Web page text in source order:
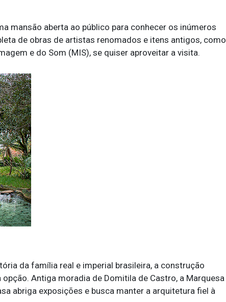
mansão aberta ao público para conhecer os inúmeros
de obras de artistas renomados e itens antigos, como
e do Som (MIS), se quiser aproveitar a visita.
da família real e imperial brasileira, a construção
Antiga moradia de Domitila de Castro, a Marquesa
abriga exposições e busca manter a arquitetura fiel à